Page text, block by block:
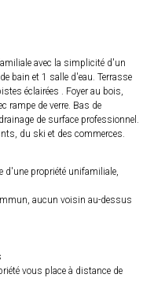
avec la simplicité d'un
bain et 1 salle d'eau. Terrasse
éclairées . Foyer au bois,
rampe de verre. Bas de
de surface professionnel.
du ski et des commerces.
d'une propriété unifamiliale,
aucun voisin au-dessus
vous place à distance de